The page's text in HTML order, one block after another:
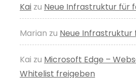
Kai zu Neue Infrastruktur für
Marian zu Neue Infrastruktur
Kai zu Microsoft Edge –
Whitelist freigeben